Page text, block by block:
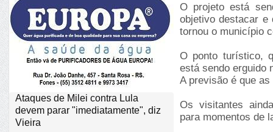
Ataques de Milei contra Lula
devem parar "imediatamente", diz
Vieira
O projeto está
objetivo destacar e
tornou o município
O ponto turístico,
está sendo erguido
A previsão é que
Os visitantes
para momentos de